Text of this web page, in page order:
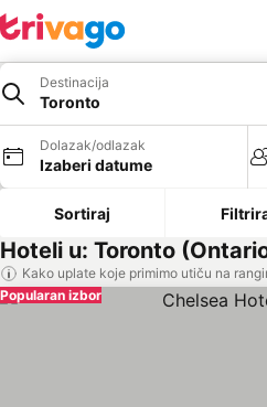
Destinacija
Toronto
Dolazak/odlazak
Izaberi datume
Sortiraj
Hoteli u: Toronto
Kako uplate koje primimo utiču na
Popularan izbor